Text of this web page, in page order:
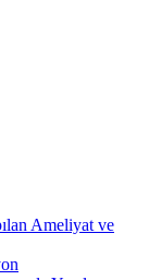
Ameliyat ve